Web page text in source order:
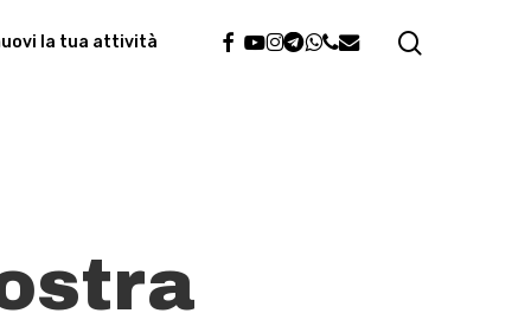
la tua attività facebook
youtube
instagram
telegram
whatsapp
phone
email